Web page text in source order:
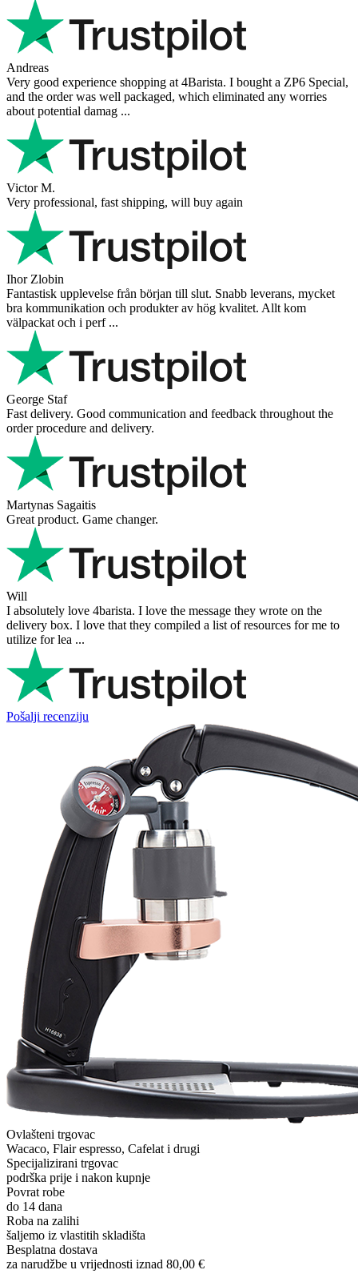
Danilo
Super schnelle Lieferung und tolles Produkt
Vaarg
Very nice - well done, will shop again for sure sometime in the
future!
Andrea Munari
Very good customer support and delivery.
Andreas
Very good experience shopping at 4Barista. I bought a ZP6 Special,
and the order was well packaged, which eliminated any worries
about potential damag ...
Victor M.
Very professional, fast shipping, will buy again
Ihor Zlobin
Fantastisk upplevelse från början till slut. Snabb leverans, mycket
bra kommunikation och produkter av hög kvalitet. Allt kom
välpackat och i perf ...
George Staf
Fast delivery. Good communication and feedback throughout the
order procedure and delivery.
Great product. Game changer.
I absolutely love 4barista. I love the message they wrote on the
delivery box. I love that they compiled a list of resources for me to
utilize for lea ...
Pošalji recenziju